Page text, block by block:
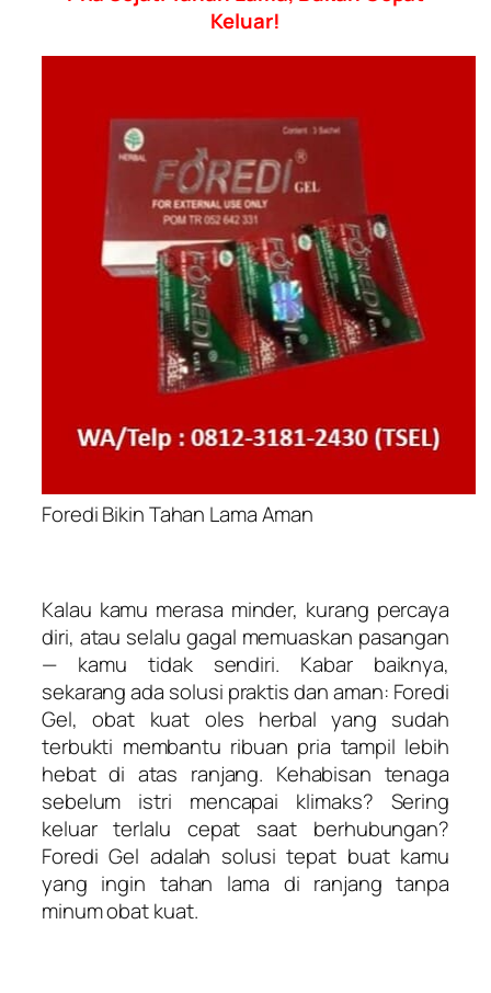
Keluar!
Foredi Bikin Tahan Lama Aman
Kalau kamu merasa minder, kurang percaya
diri, atau selalu gagal memuaskan pasangan
— kamu tidak sendiri. Kabar baiknya,
sekarang ada solusi praktis dan aman: Foredi
Gel, obat kuat oles herbal yang sudah
terbukti membantu ribuan pria tampil lebih
hebat di atas ranjang. Kehabisan tenaga
sebelum istri mencapai klimaks? Sering
keluar terlalu cepat saat berhubungan?
Foredi Gel adalah solusi tepat buat kamu
yang ingin tahan lama di ranjang tanpa
minum obat kuat.